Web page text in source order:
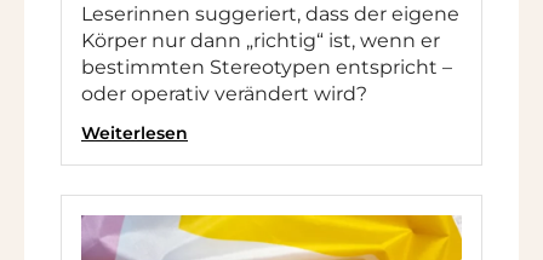
Leserinnen suggeriert, dass der eigene
Körper nur dann „richtig“ ist, wenn er
bestimmten Stereotypen entspricht –
oder operativ verändert wird?
Weiterlesen